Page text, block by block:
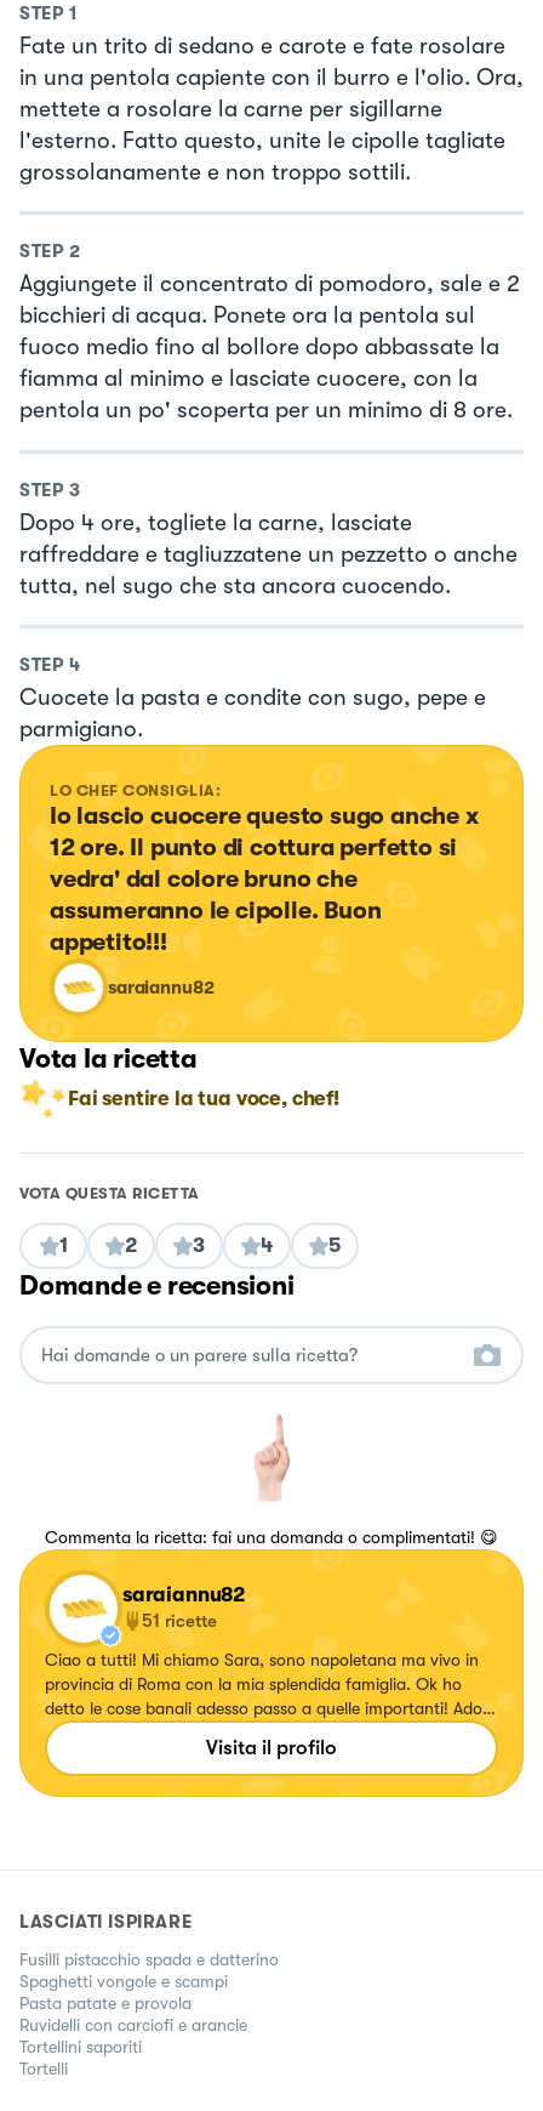
STEP 1
Fate un trito di sedano e carote e fate rosolare
in una pentola capiente con il burro e l'olio. Ora,
mettete a rosolare la carne per sigillarne
l'esterno. Fatto questo, unite le cipolle tagliate
grossolanamente e non troppo sottili.
STEP 2
Aggiungete il concentrato di pomodoro, sale e 2
bicchieri di acqua. Ponete ora la pentola sul
fuoco medio fino al bollore dopo abbassate la
fiamma al minimo e lasciate cuocere, con la
pentola un po' scoperta per un minimo di 8 ore.
STEP 3
Dopo 4 ore, togliete la carne, lasciate
raffreddare e tagliuzzatene un pezzetto o anche
tutta, nel sugo che sta ancora cuocendo.
STEP 4
Cuocete la pasta e condite con sugo, pepe e
parmigiano.
LO CHEF CONSIGLIA:
Io lascio cuocere questo sugo anche x
12 ore. Il punto di cottura perfetto si
vedra' dal colore bruno che
assumeranno le cipolle. Buon
appetito!!!
saraiannu82
Vota la ricetta
Fai sentire la tua voce, chef!
VOTA QUESTA RICETTA
1 2 3 4 5
Domande e recensioni
Commenta la ricetta: fai una domanda o complimentati! 😋
saraiannu82
51 ricette
Ciao a tutti! Mi chiamo Sara, sono napoletana ma vivo in
provincia di Roma con la mia splendida famiglia. Ok ho
detto le cose banali adesso passo a quelle importanti! Adoro
cucinare, sperimentare piatti nuovi (i migliori sono gli
"svuotafrigo") assaggiarli ed imparare trucchi e trucchetti
che possono rendere anche le pietanze piu' semplici in
Visita il profilo
LASCIATI ISPIRARE
Fusilli pistacchio spada e datterino
Spaghetti vongole e scampi
Pasta patate e provola
Ruvidelli con carciofi e arancie
Tortellini saporiti
Tortelli